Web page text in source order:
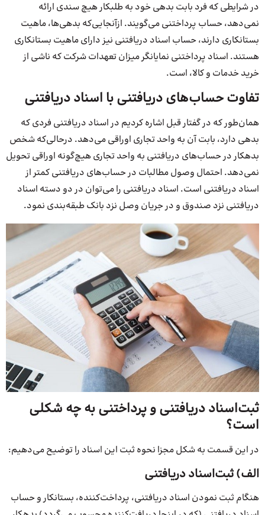
در شرایطی که فرد بابت بدهی خود به طلبکار هیچ سندی ارائه
نمی‌دهد، حساب پرداختنی می‌گویند. ازآنجایی‌که بدهی‌ها، ماهیت
بستانکاری دارند، حساب اسناد دریافتنی نیز دارای ماهیت بستانکاری
هستند. اسناد پرداختنی نمایانگر میزان تعهدات شرکت که ناشی از
خرید خدمات و کالا، است.
تفاوت حساب‌های دریافتنی با اسناد دریافتنی
همان‌طور که در گفتار قبل اشاره کردیم در اسناد دریافتنی فردی که
بدهی دارد، بابت آن به واحد تجاری اوراقی می‌دهد. درحالی‌که شخص
بدهکار در حساب‌های دریافتنی به واحد تجاری هیچ‌گونه اوراقی تحویل
نمی‌دهد. احتمال وصول مطالبات در حساب‌های دریافتنی کمتر از
اسناد دریافتنی است. اسناد دریافتنی را می‌توان در دو دسته اسناد
دریافتنی نزد صندوق و در جریان وصل نزد بانک طبقه‌بندی نمود.
ثبت‌اسناد دریافتنی و پرداختنی به چه شکلی
است؟
در این قسمت به شکل مجزا نحوه ثبت این اسناد را توضیح می‌دهیم:
الف) ثبت‌اسناد دریافتنی
هنگام ثبت نمودن اسناد دریافتنی، پرداخت‌کننده، بستانکار و حساب